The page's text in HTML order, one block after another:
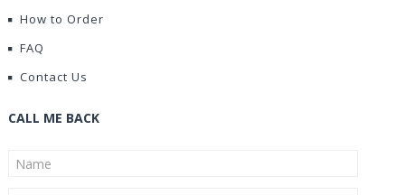
How to Order
FAQ
Contact Us
CALL ME BACK